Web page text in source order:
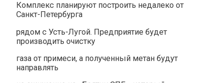
Комплекс планируют построить недалеко от
Санкт-Петербурга
рядом с Усть-Лугой. Предприятие будет
производить очистку
газа от примеси, а полученный метан будут
направлять